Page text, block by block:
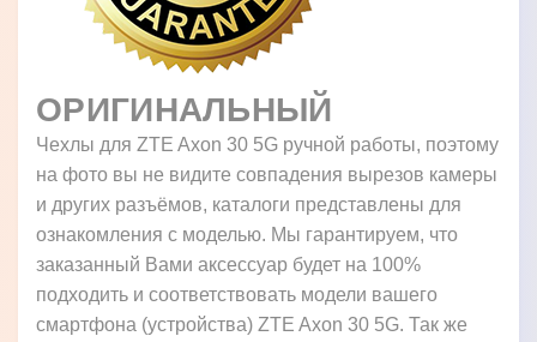
ОРИГИНАЛЬНЫЙ
Чехлы для ZTE Axon 30 5G ручной работы, поэтому
на фото вы не видите совпадения вырезов камеры
и других разъёмов, каталоги представлены для
ознакомления с моделью. Мы гарантируем, что
заказанный Вами аксессуар будет на 100%
подходить и соответствовать модели вашего
смартфона (устройства) ZTE Axon 30 5G. Так же